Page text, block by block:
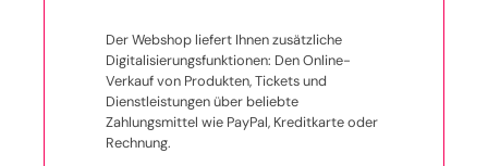
Der Webshop liefert Ihnen zusätzliche
Digitalisierungsfunktionen: Den Online-
Verkauf von Produkten, Tickets und
Dienstleistungen über beliebte
Zahlungsmittel wie PayPal, Kreditkarte oder
Rechnung.